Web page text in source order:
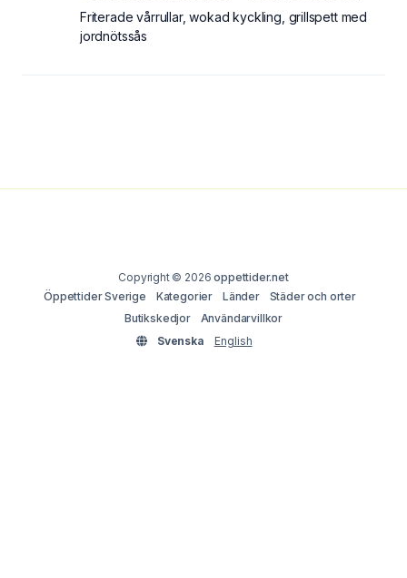
Friterade vårrullar, wokad kyckling, grillspett med
jordnötssås
Copyright © 2026oppettider.net
Öppettider Sverige
Kategorier Länder
Städer och orter
Butikskedjor
Användarvillkor
Svenska
English